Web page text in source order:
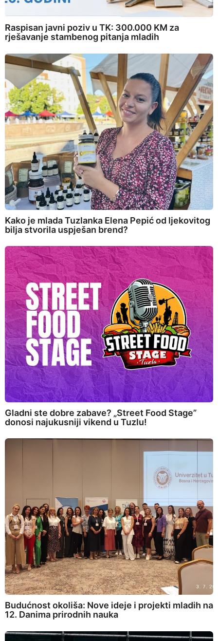
Raspisan javni poziv u TK: 300.000 KM za
rješavanje stambenog pitanja mladih
Kako je mlada Tuzlanka Elena Pepić od ljekovitog
bilja stvorila uspješan brend?
Gladni ste dobre zabave? „Street Food Stage”
donosi najukusniji vikend u Tuzlu!
Budućnost okoliša: Nove ideje i projekti mladih na
12. Danima prirodnih nauka